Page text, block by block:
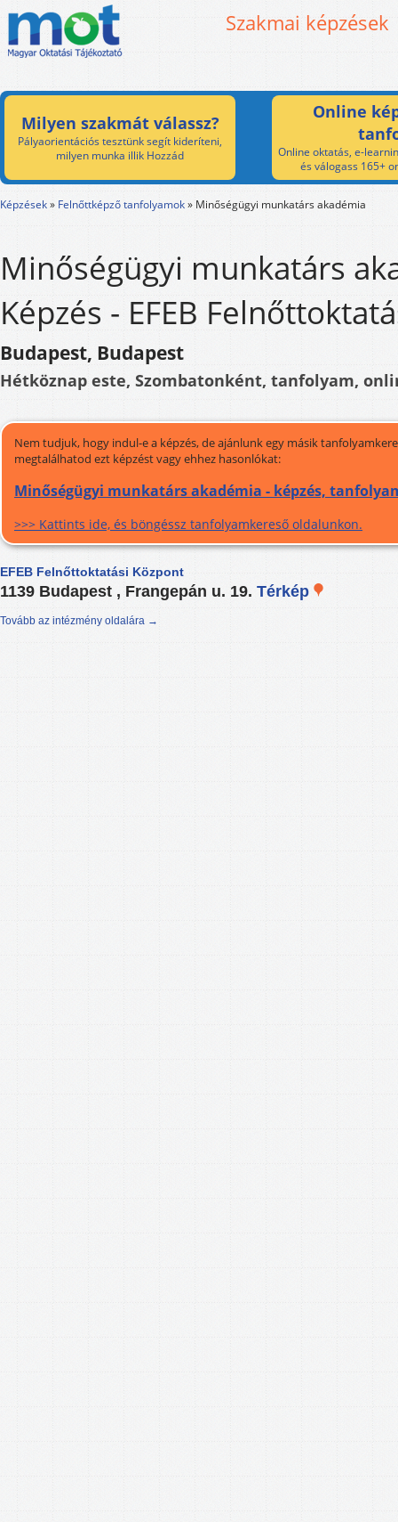
Szakmai képzések
Milyen szakmát válassz?
Pályaorientációs tesztünk segít kideríteni,
milyen munka illik Hozzád
Online
Online oktatás, e-
és válogass 165+
Képzések» Felnőttképző tanfolyamok» Minőségügyi munkatárs akadémia
Minőségügyi munkatárs
Képzés - EFEB
Budapest, Budapest
Hétköznap este, Szombatonként, tanfolyam,
Nem tudjuk, hogy indul-e a képzés, de ajánlunk egy másik
megtalálhatod ezt képzést vagy ehhez hasonlókat:
Minőségügyi munkatárs akadémia - képzés,
>>> Kattints ide, és böngéssz tanfolyamkereső oldalunkon.
EFEB Felnőttoktatási Központ
1139 Budapest , Frangepán u. 19. Térkép
Tovább az intézmény oldalára →